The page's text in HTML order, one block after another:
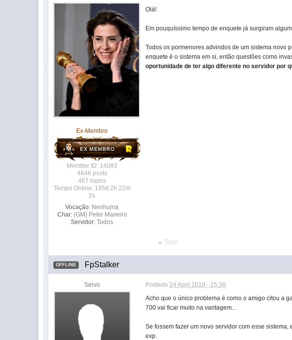
Ex-Membro
Member ID: 14083
4646 posts
467 topics
Tempo Online: 195d 2h 22m
2s
Vocação: Nenhuma
Char: {GM} Peter Maneiro
Servidor: Todos
Olá!
Em pouquíssimo tempo de enquete já surgiram
Todos os pormenores advindos de um sistema novo
enquete é o sistema em si, então questões como
oportunidade de ter algo diferente no servidor por
Topo
OFFLINE FpStalker
Servo Postado24 April 2018 - 15:38
Acho que o único problema é como o amigo citou a
700 vai ficar muito na vantagem...
Se fossem fazer um novo servidor com esse
exp.